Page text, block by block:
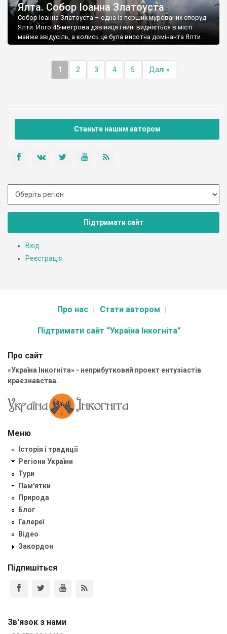
Ялта. Собор Іоанна Златоуста
Собор Іоанна Златоуста – одна із перших мурованих споруд
Ялти. Його 45-метрова дзвіниця і нині видніється в місті
майже звідусіль, а колись це була висотна домінанта Ялти.
1 2 3 4 5 Далі »
Станьте нашим автором
Підтримати сайт
Вхід
Реєстрація
Про нас Стати автором
Підтримати сайт “Україна Інкогніта”
Про сайт
«Україна Інкогніта» - неприбутковий проект ентузіастів
краєзнавства.
Меню
Історія і традиції
Регіони України
Тури
Пам'ятки
Природа
Блог
Галереї
Відео
Закордон
Підпишіться
Зв'язок з нами